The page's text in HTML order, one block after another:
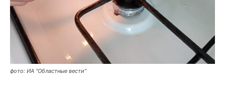
фото: ИА "Областные вести"